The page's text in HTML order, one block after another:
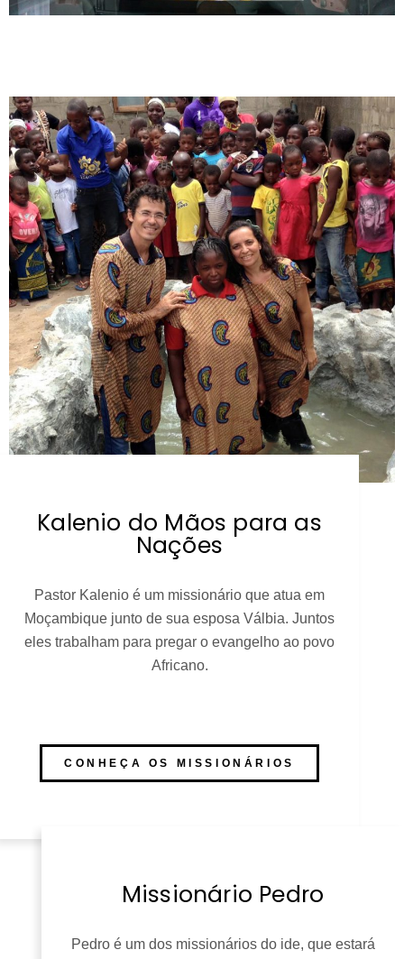
Kalenio do Mãos para as
Nações
Pastor Kalenio é um missionário que atua em
Moçambique junto de sua esposa Válbia. Juntos
eles trabalham para pregar o evangelho ao povo
Africano.
CONHEÇA OS MISSIONÁRIOS
Missionário Pedro
Pedro é um dos missionários do ide, que estará